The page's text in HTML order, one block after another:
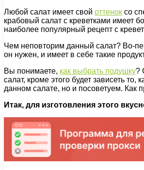
Любой салат имеет свой оттенок со
крабовый салат с креветками имеет
наиболее популярный рецепт с
Чем неповторим данный салат? Во-
он нужен, и имеет в себе такие
Вы понимаете, как выбрать подушку?
салат, кроме этого будет зависеть
данном салате, но и посоветуем. Как
Итак, для изготовления этого